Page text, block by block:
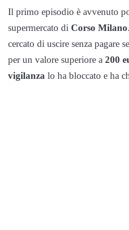
Il primo episodio è avvenuto
supermercato di Corso Milano
cercato di uscire senza pagare
per un valore superiore a 200
vigilanza lo ha bloccato e ha